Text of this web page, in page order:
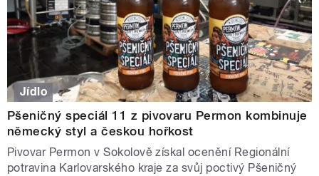
Jídlo
Pšeničný speciál 11 z pivovaru Permon kombinuje
německý styl a českou hořkost
Pivovar Permon v Sokolově získal ocenění Regionální
potravina Karlovarského kraje za svůj poctivý Pšeničný